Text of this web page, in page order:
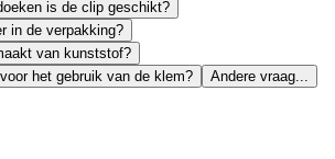
is de clip geschikt?
in de verpakking?
van kunststof?
het gebruik van de klem?
Andere vraag...